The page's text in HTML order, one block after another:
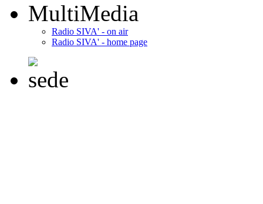
MultiMedia
Radio SIVA' - on air
Radio SIVA' - home page